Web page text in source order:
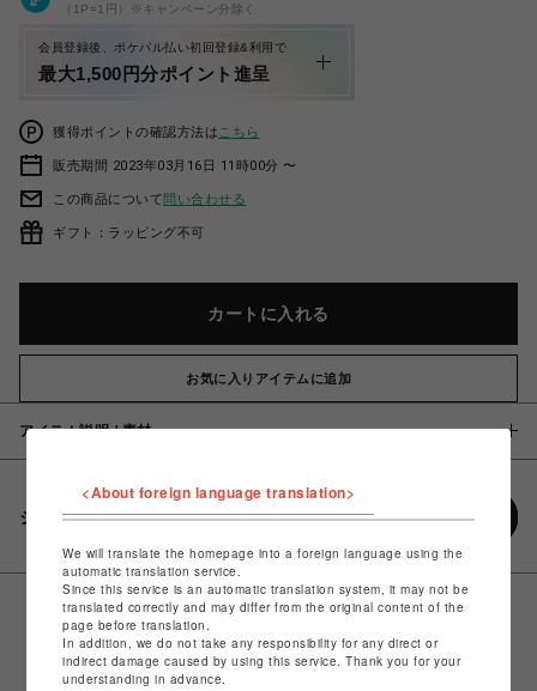
（1P=1円）※キャンペーン分除く
会員登録後、ポケパル払い初回登録&利用で
最大1,500円分ポイント進呈
獲得ポイントの確認方法は こちら
販売期間 2023年03月16日 11時00分 〜
この商品について問い合わせる
ギフト：ラッピング不可
カートに入れる
お気に入りアイテムに追加
アイテム説明 / 素材
シェアする
<About foreign language translation>
We will translate the homepage into a foreign language using the
automatic translation service.
Since this service is an automatic translation system, it may not be
translated correctly and may differ from the original content of the
page before translation.
In addition, we do not take any responsibility for any direct or
indirect damage caused by using this service. Thank you for your
understanding in advance.